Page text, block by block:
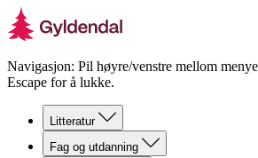
Navigasjon: Pil høyre/venstre mellom
Escape for å lukke.
Litteratur
Fag og utdanning